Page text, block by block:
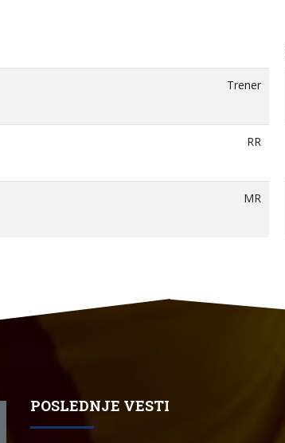
Trener
RR
MR
POSLEDNJE VESTI